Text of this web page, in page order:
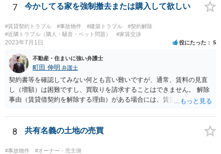
7 今かしてる家を強制撤去または購入して欲しい
#賃貸契約トラブル #事故物件 #建築トラブル
#契約解除
#近隣トラブル（隣人・騒音・ペット問題）
#家賃交渉
2023年7月1日 役にたった 5
不動産・住まいに強い弁護士
町田 伸明 弁護士
契約書等を確認してみない何とも言い難いですが、通常、賃料の見直
し（増額）は困難ですし、買取りを請求することはできません。 解除
事由（賃貸借契約を解除する理由）がある場合には、賃貸借契約を解
めることができる状況であれば、事実上、賃料の見直し（増額）や買
取りの交渉をすることもあり得るでしょう。 反対に、明け渡しを求め
困難とならざるを得ないでしょう。 いずれにしても、（強制的な）明
8 共有名義の土地の売買
#事故物件 #オーナー・売主側